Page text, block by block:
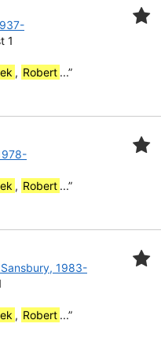
1
, Robert ...”
, Robert ...”
1983-
, Robert ...”